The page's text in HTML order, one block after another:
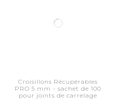
Croisillons Récupérables
PRO 5 mm - sachet de 100
pour joints de carrelage